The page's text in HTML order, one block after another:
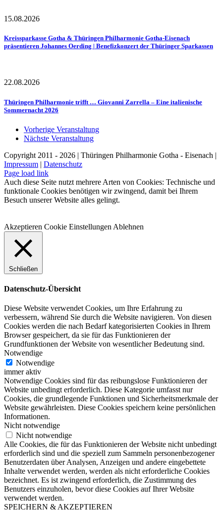
15.08.2026
Kreissparkasse Gotha & Thüringen Philharmonie Gotha-Eisenach
präsentieren Johannes Oerding | Benefizkonzert der Thüringer Sparkassen
22.08.2026
Thüringen Philharmonie trifft … Giovanni Zarrella – Eine italienische
Sommernacht 2026
Vorherige Veranstaltung
Nächste Veranstaltung
Copyright 2011 - 2026 | Thüringen Philharmonie Gotha - Eisenach |
Impressum | Datenschutz
Facebook
Instagram
WhatsApp
YouTube
E-
Mail
Telefon
Page load link
Auch diese Seite nutzt mehrere Arten von Cookies: Technische und
funktionale Cookies benötigen wir zwingend, damit bei Ihrem
Besuch unserer Website alles gelingt.
Akzeptieren Cookie Einstellungen Ablehnen
Schließen
Datenschutz-Übersicht
Diese Website verwendet Cookies, um Ihre Erfahrung zu
verbessern, während Sie durch die Website navigieren. Von diesen
Cookies werden die nach Bedarf kategorisierten Cookies in Ihrem
Browser gespeichert, da sie für das Funktionieren der
Grundfunktionen der Website von wesentlicher Bedeutung sind.
Notwendige
Notwendige
immer aktiv
Notwendige Cookies sind für das reibungslose Funktionieren der
Website unbedingt erforderlich. Diese Kategorie umfasst nur
Cookies, die grundlegende Funktionen und Sicherheitsmerkmale der
Website gewährleisten. Diese Cookies speichern keine persönlichen
Informationen.
Nicht notwendige
Nicht notwendige
Alle Cookies, die für das Funktionieren der Website nicht unbedingt
erforderlich sind und die speziell zum Sammeln personenbezogener
Benutzerdaten über Analysen, Anzeigen und andere eingebettete
Inhalte verwendet werden, werden als nicht erforderliche Cookies
bezeichnet. Es ist zwingend erforderlich, die Zustimmung des
Benutzers einzuholen, bevor diese Cookies auf Ihrer Website
verwendet werden.
SPEICHERN & AKZEPTIEREN